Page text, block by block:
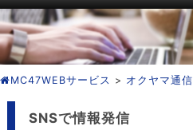
MC47WEBサービス > オクヤマ通信
SNSで情報発信